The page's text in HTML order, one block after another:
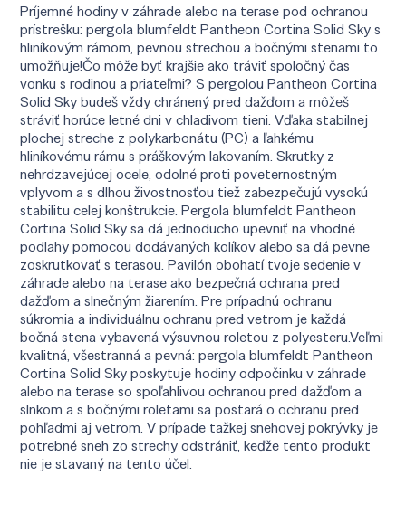
Príjemné hodiny v záhrade alebo na terase pod ochranou
prístrešku: pergola blumfeldt Pantheon Cortina Solid Sky s
hliníkovým rámom, pevnou strechou a bočnými stenami to
umožňuje!Čo môže byť krajšie ako tráviť spoločný čas
vonku s rodinou a priateľmi? S pergolou Pantheon Cortina
Solid Sky budeš vždy chránený pred dažďom a môžeš
stráviť horúce letné dni v chladivom tieni. Vďaka stabilnej
plochej streche z polykarbonátu (PC) a ľahkému
hliníkovému rámu s práškovým lakovaním. Skrutky z
nehrdzavejúcej ocele, odolné proti poveternostným
vplyvom a s dlhou živostnosťou tiež zabezpečujú vysokú
stabilitu celej konštrukcie. Pergola blumfeldt Pantheon
Cortina Solid Sky sa dá jednoducho upevniť na vhodné
podlahy pomocou dodávaných kolíkov alebo sa dá pevne
zoskrutkovať s terasou. Pavilón obohatí tvoje sedenie v
záhrade alebo na terase ako bezpečná ochrana pred
dažďom a slnečným žiarením. Pre prípadnú ochranu
súkromia a individuálnu ochranu pred vetrom je každá
bočná stena vybavená výsuvnou roletou z polyesteru.Veľmi
kvalitná, všestranná a pevná: pergola blumfeldt Pantheon
Cortina Solid Sky poskytuje hodiny odpočinku v záhrade
alebo na terase so spoľahlivou ochranou pred dažďom a
slnkom a s bočnými roletami sa postará o ochranu pred
pohľadmi aj vetrom. V prípade tažkej snehovej pokrývky je
potrebné sneh zo strechy odstrániť, keďže tento produkt
nie je stavaný na tento účel.